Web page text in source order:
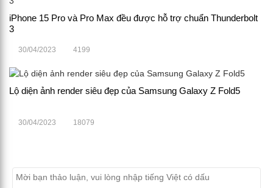
iPhone 15 Pro và Pro Max đều được hỗ trợ chuẩn Thunderbolt
3
30/04/2023 4199
Lộ diện ảnh render siêu đẹp của Samsung Galaxy Z Fold5
30/04/2023 18079